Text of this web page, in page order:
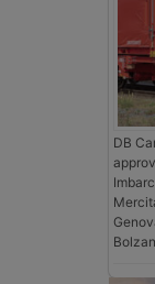
DB